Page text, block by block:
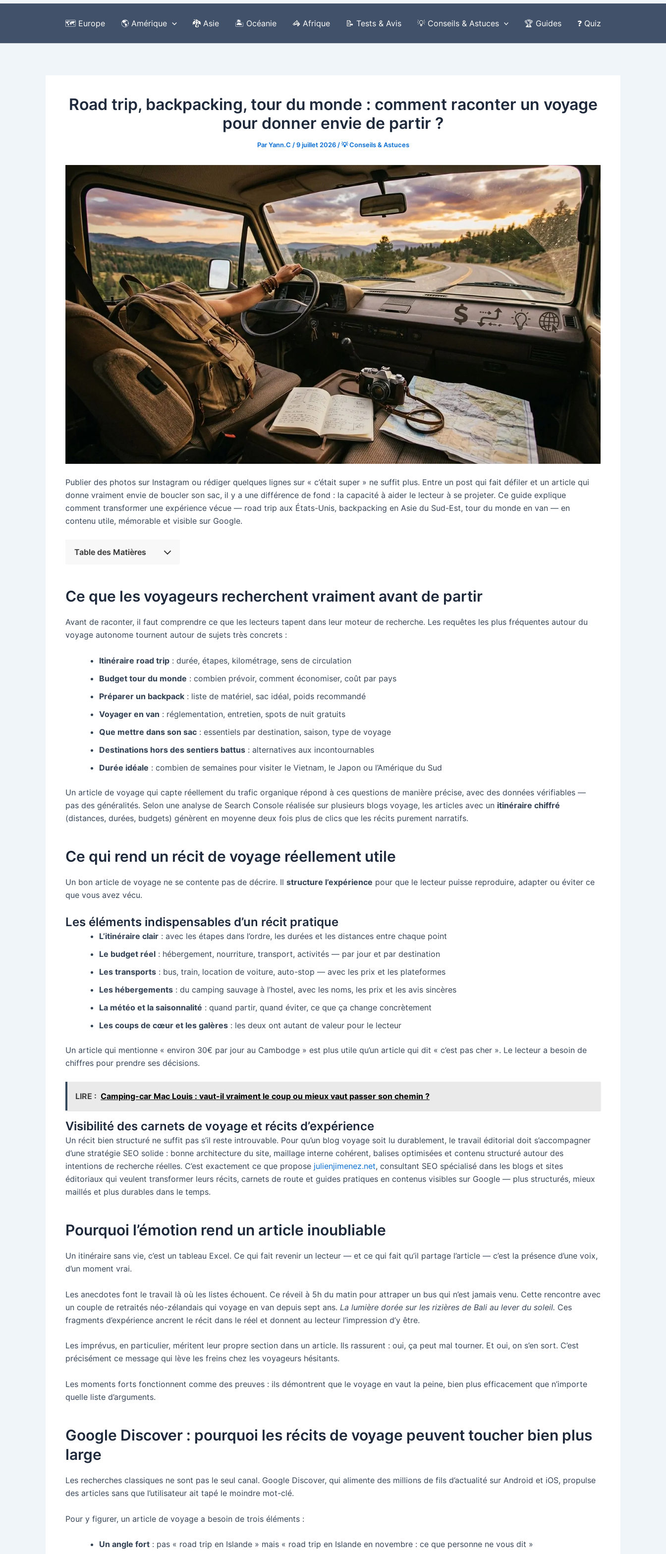
🗺️ Europe 🌎 Amérique 🐉 Asie 🏝️ Océanie 🦓 Afrique 📝 Tests & Avis 💡 Conseils & Astuces 🏆 Guides ❓ Quiz
Road trip, backpacking, tour du monde : comment raconter un voyage
pour donner envie de partir ?
ParYann.C /9 juillet 2026 /💡 Conseils & Astuces
Publier des photos sur Instagram ou rédiger quelques lignes sur « c’était super » ne suffit plus. Entre un post qui fait défiler et un article qui
donne vraiment envie de boucler son sac, il y a une différence de fond : la capacité à aider le lecteur à se projeter. Ce guide explique
comment transformer une expérience vécue — road trip aux États-Unis, backpacking en Asie du Sud-Est, tour du monde en van — en
contenu utile, mémorable et visible sur Google.
Table des Matières
Ce que les voyageurs recherchent vraiment avant de partir
Avant de raconter, il faut comprendre ce que les lecteurs tapent dans leur moteur de recherche. Les requêtes les plus fréquentes autour du
voyage autonome tournent autour de sujets très concrets :
Itinéraire road trip : durée, étapes, kilométrage, sens de circulation
Budget tour du monde : combien prévoir, comment économiser, coût par pays
Préparer un backpack : liste de matériel, sac idéal, poids recommandé
Voyager en van : réglementation, entretien, spots de nuit gratuits
Que mettre dans son sac : essentiels par destination, saison, type de voyage
Destinations hors des sentiers battus : alternatives aux incontournables
Durée idéale : combien de semaines pour visiter le Vietnam, le Japon ou l’Amérique du Sud
Un article de voyage qui capte réellement du trafic organique répond à ces questions de manière précise, avec des données vérifiables —
pas des généralités. Selon une analyse de Search Console réalisée sur plusieurs blogs voyage, les articles avec un itinéraire chiffré
(distances, durées, budgets) génèrent en moyenne deux fois plus de clics que les récits purement narratifs.
Ce qui rend un récit de voyage réellement utile
Un bon article de voyage ne se contente pas de décrire. Il structure l’expérience pour que le lecteur puisse reproduire, adapter ou éviter ce
que vous avez vécu.
Les éléments indispensables d’un récit pratique
L’itinéraire clair : avec les étapes dans l’ordre, les durées et les distances entre chaque point
Le budget réel : hébergement, nourriture, transport, activités — par jour et par destination
Les transports : bus, train, location de voiture, auto-stop — avec les prix et les plateformes
Les hébergements : du camping sauvage à l’hostel, avec les noms, les prix et les avis sincères
La météo et la saisonnalité : quand partir, quand éviter, ce que ça change concrètement
Les coups de cœur et les galères : les deux ont autant de valeur pour le lecteur
Un article qui mentionne « environ 30€ par jour au Cambodge » est plus utile qu’un article qui dit « c’est pas cher ». Le lecteur a besoin de
chiffres pour prendre ses décisions.
LIRE : Camping-car Mac Louis : vaut-il vraiment le coup ou mieux vaut passer son chemin ?
Visibilité des carnets de voyage et récits d’expérience
Un récit bien structuré ne suffit pas s’il reste introuvable. Pour qu’un blog voyage soit lu durablement, le travail éditorial doit s’accompagner
d’une stratégie SEO solide : bonne architecture du site, maillage interne cohérent, balises optimisées et contenu structuré autour des
intentions de recherche réelles. C’est exactement ce que propose julienjimenez.net, consultant SEO spécialisé dans les blogs et sites
éditoriaux qui veulent transformer leurs récits, carnets de route et guides pratiques en contenus visibles sur Google — plus structurés, mieux
maillés et plus durables dans le temps.
Pourquoi l’émotion rend un article inoubliable
Un itinéraire sans vie, c’est un tableau Excel. Ce qui fait revenir un lecteur — et ce qui fait qu’il partage l’article — c’est la présence d’une voix,
d’un moment vrai.
Les anecdotes font le travail là où les listes échouent. Ce réveil à 5h du matin pour attraper un bus qui n’est jamais venu. Cette rencontre avec
un couple de retraités néo-zélandais qui voyage en van depuis sept ans. La lumière dorée sur les rizières de Bali au lever du soleil. Ces
fragments d’expérience ancrent le récit dans le réel et donnent au lecteur l’impression d’y être.
Les imprévus, en particulier, méritent leur propre section dans un article. Ils rassurent : oui, ça peut mal tourner. Et oui, on s’en sort. C’est
précisément ce message qui lève les freins chez les voyageurs hésitants.
Les moments forts fonctionnent comme des preuves : ils démontrent que le voyage en vaut la peine, bien plus efficacement que n’importe
quelle liste d’arguments.
Google Discover : pourquoi les récits de voyage peuvent toucher bien plus
large
Les recherches classiques ne sont pas le seul canal. Google Discover, qui alimente des millions de fils d’actualité sur Android et iOS, propulse
des articles sans que l’utilisateur ait tapé le moindre mot-clé.
Pour y figurer, un article de voyage a besoin de trois éléments :
Un angle fort : pas « road trip en Islande » mais « road trip en Islande en novembre : ce que personne ne vous dit »